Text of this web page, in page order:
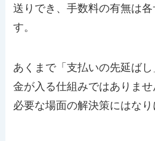
送りでき、手数料の有無は
す。
あくまで「支払いの先延ば
金が入る仕組みではありま
必要な場面の解決策にはなり